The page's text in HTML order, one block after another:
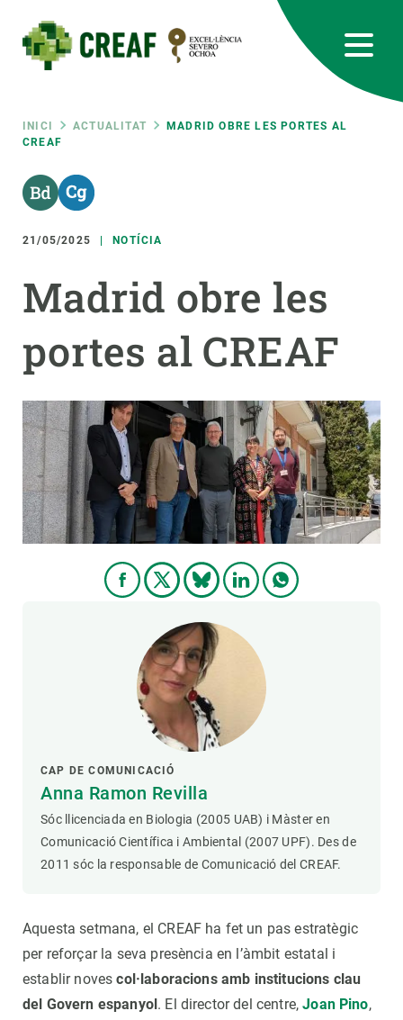
contingut
Fil
d'ariadna
INICI ACTUALITAT
MADRID OBRE LES PORTES AL
CREAF
21/05/2025 NOTÍCIA
Madrid obre les
portes al CREAF
CAP DE COMUNICACIÓ
Anna Ramon Revilla
Sóc llicenciada en Biologia (2005 UAB) i Màster en
Comunicació Científica i Ambiental (2007 UPF). Des de
2011 sóc la responsable de Comunicació del CREAF.
Aquesta setmana, el CREAF ha fet un pas estratègic
per reforçar la seva presència en l’àmbit estatal i
establir novescol·laboracions amb institucions clau
del Govern espanyol . El director del centre,Joan Pino,
RRSS
Featured
responsive
INTRANET
Responsive
menu
RECERCA
CIÈNCIA EN ACCIÓ
UNEIX-TE A NOSALTRES
PARTICIPA
NOTÍCIES I AGENDA